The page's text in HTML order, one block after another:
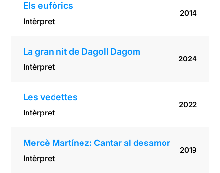
Els eufòrics
Intèrpret
2014
La gran nit de Dagoll Dagom
Intèrpret
2024
Les vedettes
Intèrpret
2022
Mercè Martínez: Cantar al desamor
Intèrpret
2019